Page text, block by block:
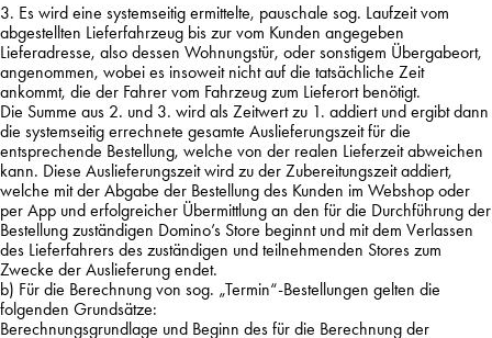
3. Es wird eine systemseitig ermittelte, pauschale sog. Laufzeit vom
abgestellten Lieferfahrzeug bis zur vom Kunden angegeben
Lieferadresse, also dessen Wohnungstür, oder sonstigem Übergabeort,
angenommen, wobei es insoweit nicht auf die tatsächliche Zeit
ankommt, die der Fahrer vom Fahrzeug zum Lieferort benötigt.
Die Summe aus 2. und 3. wird als Zeitwert zu 1. addiert und ergibt dann
die systemseitig errechnete gesamte Auslieferungszeit für die
entsprechende Bestellung, welche von der realen Lieferzeit abweichen
kann. Diese Auslieferungszeit wird zu der Zubereitungszeit addiert,
welche mit der Abgabe der Bestellung des Kunden im Webshop oder
per App und erfolgreicher Übermittlung an den für die Durchführung der
Bestellung zuständigen Domino’s Store beginnt und mit dem Verlassen
des Lieferfahrers des zuständigen und teilnehmenden Stores zum
Zwecke der Auslieferung endet.
b) Für die Berechnung von sog. „Termin“-Bestellungen gelten die
folgenden Grundsätze:
Berechnungsgrundlage und Beginn des für die Berechnung der